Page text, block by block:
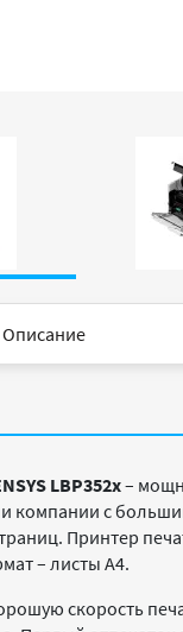
Описание
LBP352x–
компании с
Принтер
– листы А4.
скорость